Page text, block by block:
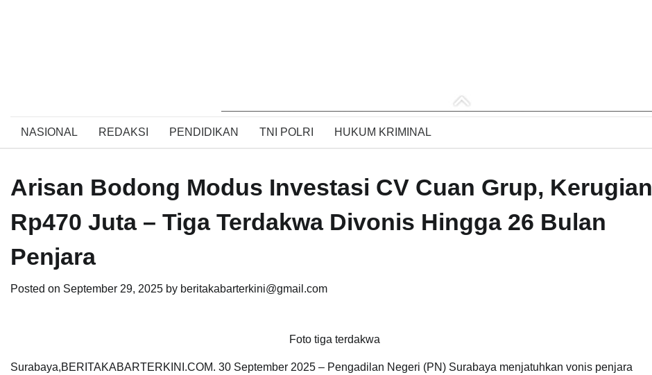
NASIONAL REDAKSI PENDIDIKAN TNI POLRI HUKUM KRIMINAL
Arisan Bodong Modus Investasi CV Cuan Grup, Kerugian
Rp470 Juta – Tiga Terdakwa Divonis Hingga 26 Bulan
Penjara
Posted on September 29, 2025 by beritakabarterkini@gmail.com
Foto tiga terdakwa
Surabaya,BERITAKABARTERKINI.COM. 30 September 2025 – Pengadilan Negeri (PN) Surabaya menjatuhkan vonis penjara